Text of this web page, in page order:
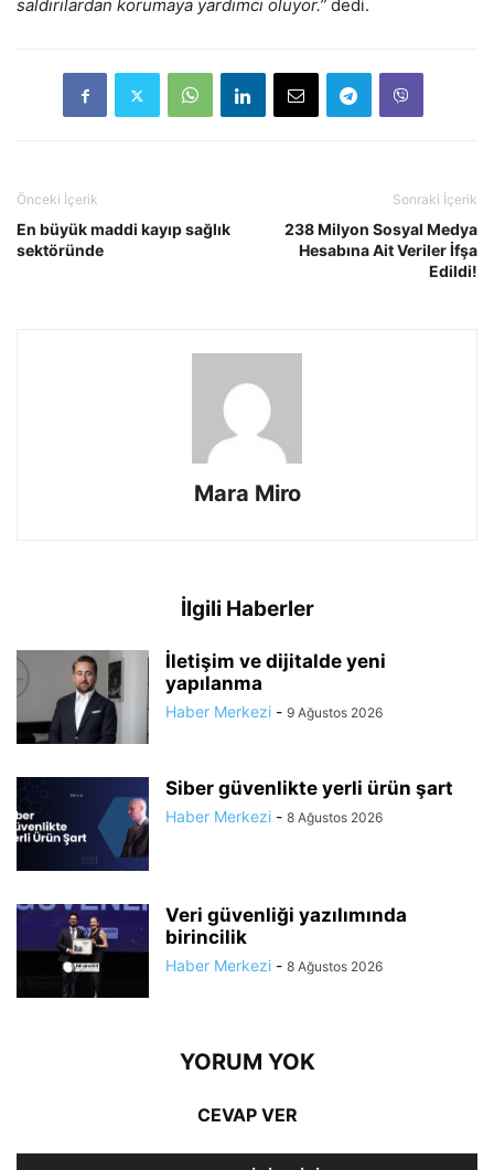
saldırılardan korumaya yardımcı oluyor.” dedi.
Önceki İçerik
En büyük maddi kayıp sağlık
sektöründe
Sonraki İçerik
238 Milyon Sosyal Medya
Hesabına Ait Veriler İfşa
Edildi!
Mara Miro
İlgili Haberler
İletişim ve dijitalde yeni
yapılanma
Haber Merkezi - 9 Ağustos 2026
Siber güvenlikte yerli ürün şart
Haber Merkezi - 8 Ağustos 2026
Veri güvenliği yazılımında
birincilik
Haber Merkezi - 8 Ağustos 2026
YORUM YOK
CEVAP VER